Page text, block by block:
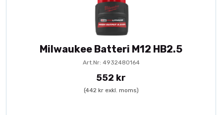
Milwaukee Batteri M12 HB2.5
Art.Nr: 4932480164
552 kr
(442 kr exkl. moms)